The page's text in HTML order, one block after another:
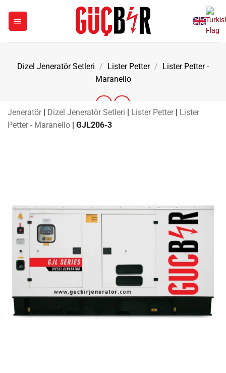
Dizel Jeneratör Setleri / Lister Petter / Lister Petter -
Maranello
Jeneratör | Dizel Jeneratör Setleri | Lister Petter | Lister
Petter - Maranello | GJL206-3